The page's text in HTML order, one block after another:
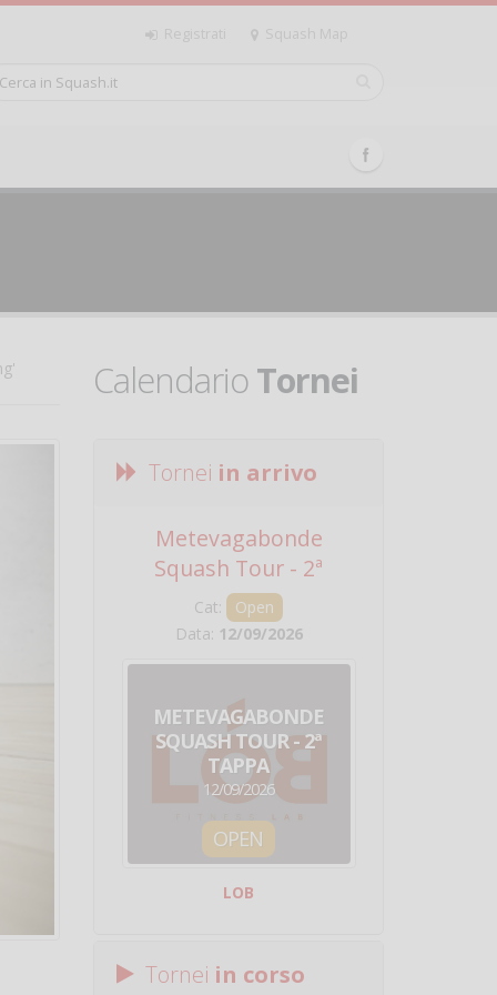
Registrati Squash Map
CalendarioTornei
Tornei in arrivo
Metevagabonde
Squash Tour - 2ª
Tappa
Cat:
Open
Data: 12/09/2026
METEVAGABONDE
SQUASH TOUR - 2ª
TAPPA
12/09/2026
OPEN
LOB
Tornei in corso